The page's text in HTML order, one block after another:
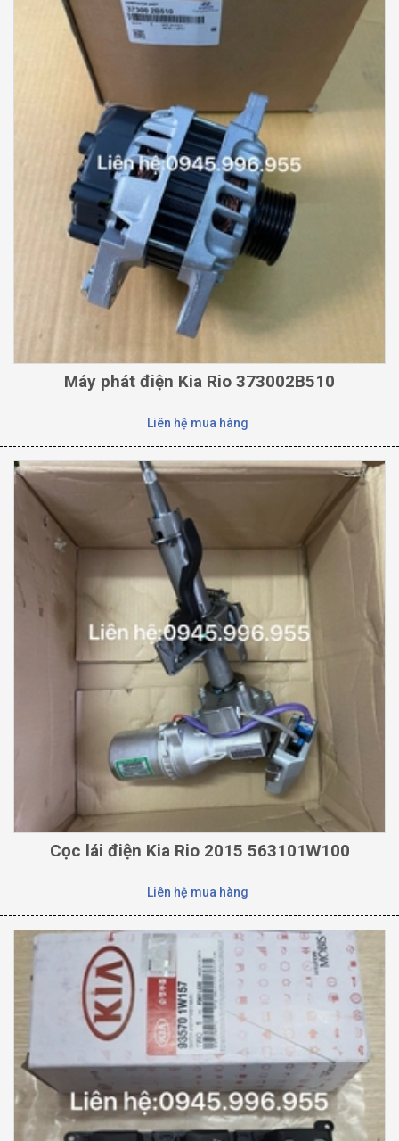
Máy phát điện Kia Rio 373002B510
Liên hệ mua hàng
Cọc lái điện Kia Rio 2015 563101W100
Liên hệ mua hàng